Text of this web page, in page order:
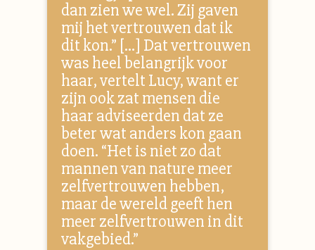
dan zien we wel. Zij gaven
mij het vertrouwen dat ik
dit kon.” […] Dat vertrouwen
was heel belangrijk voor
haar, vertelt Lucy, want er
zijn ook zat mensen die
haar adviseerden dat ze
beter wat anders kon gaan
doen. “Het is niet zo dat
mannen van nature meer
zelfvertrouwen hebben,
maar de wereld geeft hen
meer zelfvertrouwen in dit
vakgebied.”